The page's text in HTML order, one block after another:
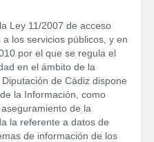
Ley 11/2007 de acceso
los servicios públicos, y en
por el que se regula el
en el ámbito de la
de Cádiz dispone
la Información, como
de la
la referente a datos de
de información de los